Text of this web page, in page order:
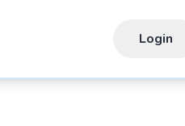
Login